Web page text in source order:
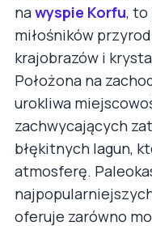
nawyspie Korfu, to
miłośników
krajobrazów i
Położona na
urokliwa
zachwycających
błękitnych lagun,
atmosferę.
oferuje zarówno